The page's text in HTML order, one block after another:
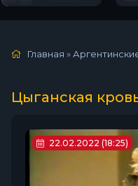
Главная »
Цыганская
22.02.2022 (18:25)